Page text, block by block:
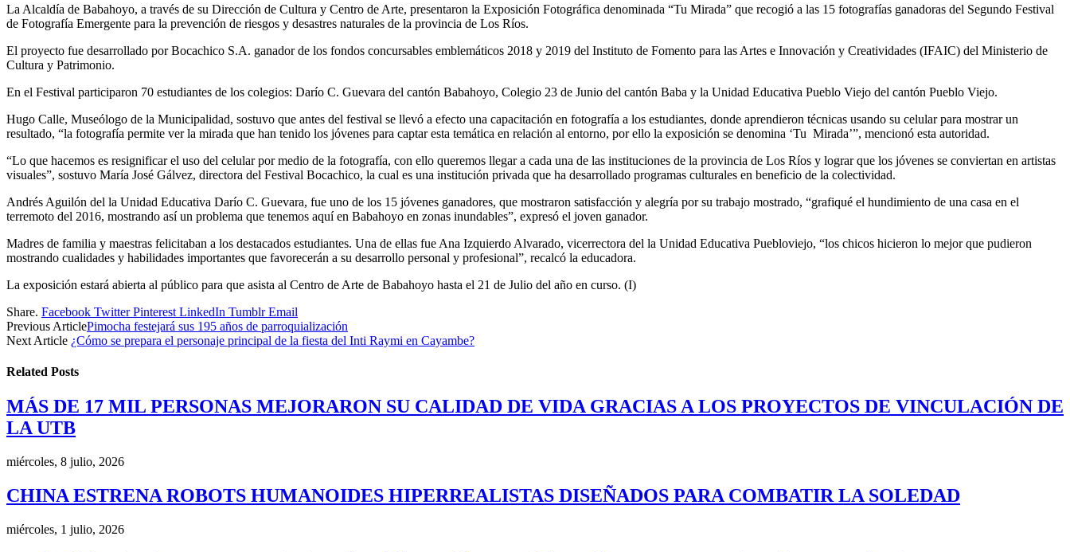
La Alcaldía de Babahoyo, a través de su Dirección de Cultura y Centro de Arte, presentaron la Exposición Fotográfica denominada “Tu Mirada” que recogió a las 15 fotografías ganadoras del Segundo Festival
de Fotografía Emergente para la prevención de riesgos y desastres naturales de la provincia de Los Ríos.
El proyecto fue desarrollado por Bocachico S.A. ganador de los fondos concursables emblemáticos 2018 y 2019 del Instituto de Fomento para las Artes e Innovación y Creatividades (IFAIC) del Ministerio de
Cultura y Patrimonio.
En el Festival participaron 70 estudiantes de los colegios: Darío C. Guevara del cantón Babahoyo, Colegio 23 de Junio del cantón Baba y la Unidad Educativa Pueblo Viejo del cantón Pueblo Viejo.
Hugo Calle, Museólogo de la Municipalidad, sostuvo que antes del festival se llevó a efecto una capacitación en fotografía a los estudiantes, donde aprendieron técnicas usando su celular para mostrar un
resultado, “la fotografía permite ver la mirada que han tenido los jóvenes para captar esta temática en relación al entorno, por ello la exposición se denomina ‘Tu Mirada’”, mencionó esta autoridad.
“Lo que hacemos es resignificar el uso del celular por medio de la fotografía, con ello queremos llegar a cada una de las instituciones de la provincia de Los Ríos y lograr que los jóvenes se conviertan en artistas
visuales”, sostuvo María José Gálvez, directora del Festival Bocachico, la cual es una institución privada que ha desarrollado programas culturales en beneficio de la colectividad.
Andrés Aguilón del la Unidad Educativa Darío C. Guevara, fue uno de los 15 jóvenes ganadores, que mostraron satisfacción y alegría por su trabajo mostrado, “grafiqué el hundimiento de una casa en el
terremoto del 2016, mostrando así un problema que tenemos aquí en Babahoyo en zonas inundables”, expresó el joven ganador.
Madres de familia y maestras felicitaban a los destacados estudiantes. Una de ellas fue Ana Izquierdo Alvarado, vicerrectora del la Unidad Educativa Puebloviejo, “los chicos hicieron lo mejor que pudieron
mostrando cualidades y habilidades importantes que favorecerán a su desarrollo personal y profesional”, recalcó la educadora.
La exposición estará abierta al público para que asista al Centro de Arte de Babahoyo hasta el 21 de Julio del año en curso. (I)
Share. Facebook Twitter Pinterest LinkedIn Tumblr Email
Previous ArticlePimocha festejará sus 195 años de parroquialización
Next Article ¿Cómo se prepara el personaje principal de la fiesta del Inti Raymi en Cayambe?
Related Posts
MÁS DE 17 MIL PERSONAS MEJORARON SU CALIDAD DE VIDA GRACIAS A LOS PROYECTOS DE VINCULACIÓN DE
LA UTB
miércoles, 8 julio, 2026
CHINA ESTRENA ROBOTS HUMANOIDES HIPERREALISTAS DISEÑADOS PARA COMBATIR LA SOLEDAD
miércoles, 1 julio, 2026